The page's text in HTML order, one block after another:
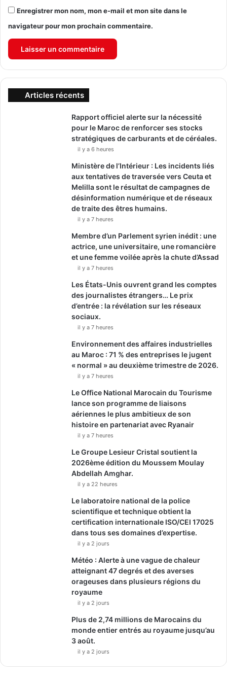
Enregistrer mon nom, mon e-mail et mon site dans le
navigateur pour mon prochain commentaire.
Articles récents
Rapport officiel alerte sur la nécessité
pour le Maroc de renforcer ses stocks
stratégiques de carburants et de céréales.
il y a 6 heures
Ministère de l’Intérieur : Les incidents liés
aux tentatives de traversée vers Ceuta et
Melilla sont le résultat de campagnes de
désinformation numérique et de réseaux
de traite des êtres humains.
il y a 7 heures
Membre d’un Parlement syrien inédit : une
actrice, une universitaire, une romancière
et une femme voilée après la chute d’Assad
il y a 7 heures
Les États-Unis ouvrent grand les comptes
des journalistes étrangers… Le prix
d’entrée : la révélation sur les réseaux
sociaux.
il y a 7 heures
Environnement des affaires industrielles
au Maroc : 71 % des entreprises le jugent
« normal » au deuxième trimestre de 2026.
il y a 7 heures
Le Office National Marocain du Tourisme
lance son programme de liaisons
aériennes le plus ambitieux de son
histoire en partenariat avec Ryanair
il y a 7 heures
Le Groupe Lesieur Cristal soutient la
2026ème édition du Moussem Moulay
Abdellah Amghar.
il y a 22 heures
Le laboratoire national de la police
scientifique et technique obtient la
certification internationale ISO/CEI 17025
dans tous ses domaines d’expertise.
il y a 2 jours
Météo : Alerte à une vague de chaleur
atteignant 47 degrés et des averses
orageuses dans plusieurs régions du
royaume
il y a 2 jours
Plus de 2,74 millions de Marocains du
monde entier entrés au royaume jusqu’au
3 août.
il y a 2 jours